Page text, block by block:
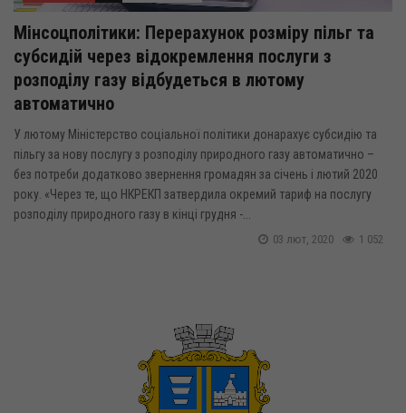
Мінсоцполітики: Перерахунок розміру пільг та
субсидій через відокремлення послуги з
розподілу газу відбудеться в лютому
автоматично
У лютому Міністерство соціальної політики донарахує субсидію та
пільгу за нову послугу з розподілу природного газу автоматично –
без потреби додатково звернення громадян за січень і лютий 2020
року. «Через те, що НКРЕКП затвердила окремий тариф на послугу
розподілу природного газу в кінці грудня -...
1 052
03 лют, 2020